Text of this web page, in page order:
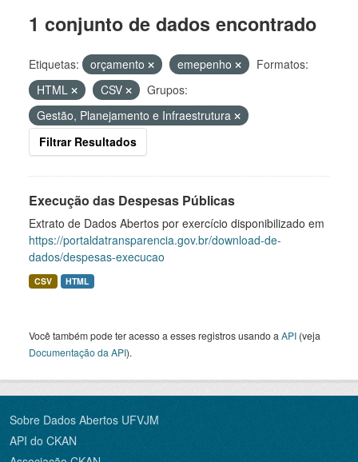
1 conjunto de dados encontrado
Etiquetas: orçamento emepenho
Formatos:
HTML
CSV
Grupos:
Gestão, Planejamento e Infraestrutura
Filtrar Resultados
Execução das Despesas Públicas
Extrato de Dados Abertos por exercício disponibilizado em
https://portaldatransparencia.gov.br/download-de-
dados/despesas-execucao
CSV HTML
Você também pode ter acesso a esses registros usando a API (veja
Documentação da API).
Sobre Dados Abertos UFVJM
API do CKAN